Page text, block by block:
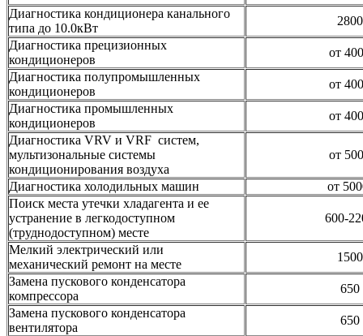
Диагностика кондиционера канального
типа до 10.0кВт
2800
Диагностика прецизионных
кондиционеров
от
Диагностика полупромышленных
кондиционеров
от
Диагностика промышленных
кондиционеров
от
Диагностика VRV и VRF систем,
мультизональные системы
кондиционирования воздуха
от
Диагностика холодильных машин
от
Поиск места утечки хладагента и ее
устранение в легкодоступном
(труднодоступном) месте
600-
Мелкий электрический или
механический ремонт на месте
1500
Замена пускового конденсатора
компрессора
650
Замена пускового конденсатора
вентилятора
650